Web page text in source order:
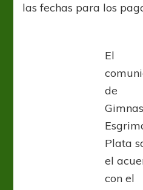
las fechas para los
El
de
Plata
el
con el